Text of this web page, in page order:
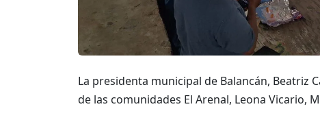
La presidenta municipal de Balancán, Beatriz
de las comunidades El Arenal, Leona Vicario,